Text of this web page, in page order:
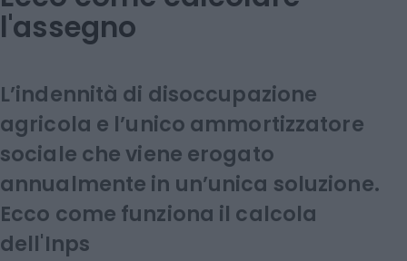
l'assegno
L’indennità di disoccupazione
agricola e l’unico ammortizzatore
sociale che viene erogato
annualmente in un’unica soluzione.
Ecco come funziona il calcola
dell'Inps